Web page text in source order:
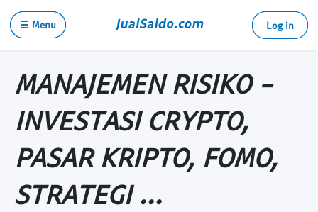
☰ Menu Log in
MANAJEMEN RISIKO -
INVESTASI CRYPTO,
PASAR KRIPTO, FOMO,
STRATEGI ...